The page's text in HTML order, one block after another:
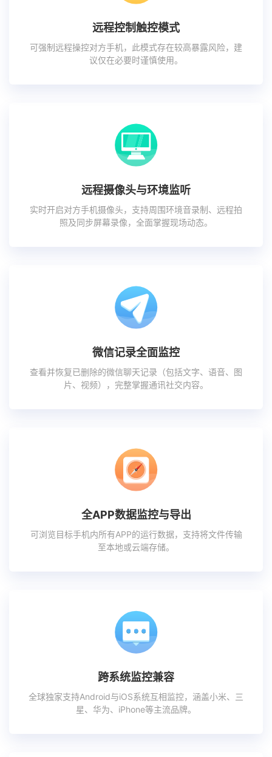
远程控制触控模式
可强制远程操控对方手机，此模式存在较高暴露风险，建
议仅在必要时谨慎使用。
远程摄像头与环境监听
实时开启对方手机摄像头，支持周围环境音录制、远程拍
照及同步屏幕录像，全面掌握现场动态。
微信记录全面监控
查看并恢复已删除的微信聊天记录（包括文字、语音、图
片、视频），完整掌握通讯社交内容。
全APP数据监控与导出
可浏览目标手机内所有APP的运行数据，支持将文件传输
至本地或云端存储。
跨系统监控兼容
全球独家支持Android与iOS系统互相监控，涵盖小米、三
星、华为、iPhone等主流品牌。